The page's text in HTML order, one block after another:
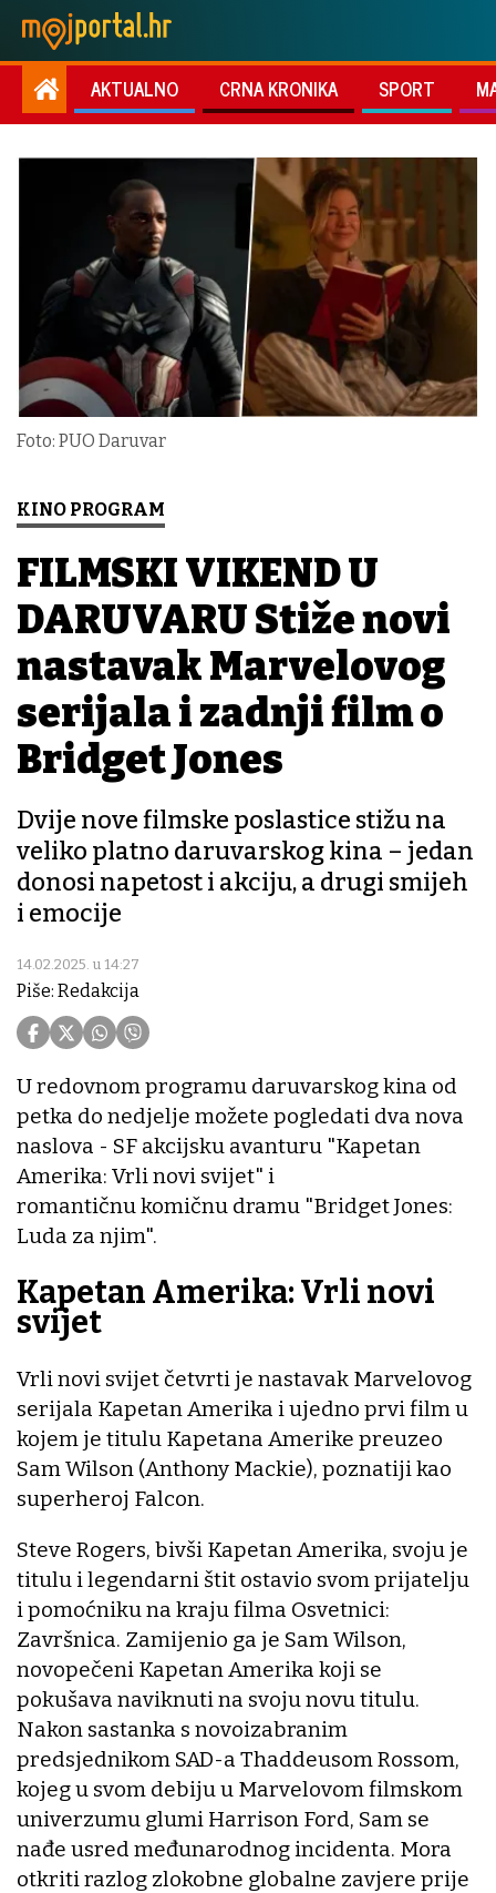
AKTUALNO CRNA KRONIKA SPORT
Foto: PUO Daruvar
KINO PROGRAM
FILMSKI VIKEND U
DARUVARU Stiže novi
nastavak Marvelovog
serijala i zadnji film o
Bridget Jones
Dvije nove filmske poslastice stižu na
veliko platno daruvarskog kina – jedan
donosi napetost i akciju, a drugi smijeh
i emocije
14.02.2025. u 14:27
Piše: Redakcija
U redovnom programu daruvarskog kina od
petka do nedjelje možete pogledati dva nova
naslova - SF akcijsku avanturu "Kapetan
Amerika: Vrli novi svijet" i
romantičnu komičnu dramu "Bridget Jones:
Luda za njim".
Kapetan Amerika: Vrli novi
svijet
Vrli novi svijet četvrti je nastavak Marvelovog
serijala Kapetan Amerika i ujedno prvi film u
kojem je titulu Kapetana Amerike preuzeo
Sam Wilson (Anthony Mackie), poznatiji kao
superheroj Falcon.
Steve Rogers, bivši Kapetan Amerika, svoju je
titulu i legendarni štit ostavio svom prijatelju
i pomoćniku na kraju filma Osvetnici:
Završnica. Zamijenio ga je Sam Wilson,
novopečeni Kapetan Amerika koji se
pokušava naviknuti na svoju novu titulu.
Nakon sastanka s novoizabranim
predsjednikom SAD-a Thaddeusom Rossom,
kojeg u svom debiju u Marvelovom filmskom
univerzumu glumi Harrison Ford, Sam se
nađe usred međunarodnog incidenta. Mora
otkriti razlog zlokobne globalne zavjere prije